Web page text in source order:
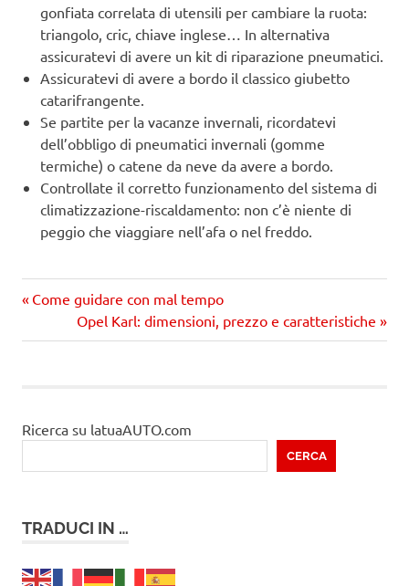
gonfiata correlata di utensili per cambiare la ruota:
triangolo, cric, chiave inglese… In alternativa
assicuratevi di avere un kit di riparazione pneumatici.
Assicuratevi di avere a bordo il classico giubetto
catarifrangente.
Se partite per la vacanze invernali, ricordatevi
dell’obbligo di pneumatici invernali (gomme
termiche) o catene da neve da avere a bordo.
Controllate il corretto funzionamento del sistema di
climatizzazione-riscaldamento: non c’è niente di
peggio che viaggiare nell’afa o nel freddo.
Navigazione
articoli
Precedente
articolo:
Come guidare con mal tempo
Prossimo
articolo
Opel Karl: dimensioni, prezzo e caratteristiche
Ricerca su latuaAUTO.com
CERCA
TRADUCI IN …